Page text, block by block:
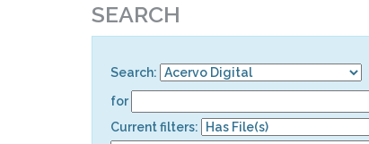
SEARCH
Search:
for
Current filters: